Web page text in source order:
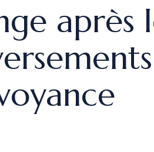
après